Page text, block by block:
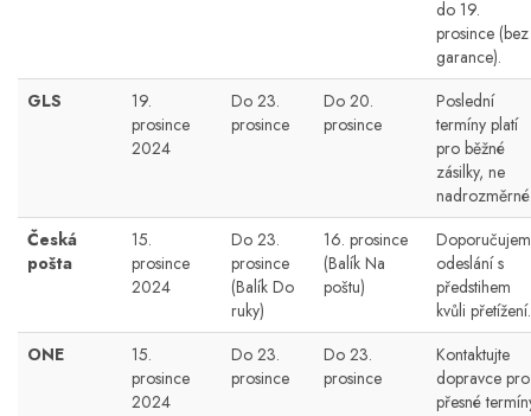
do 19.
prosince (bez
garance).
GLS
19.
prosince
2024
Do 23.
prosince
Do 20.
prosince
Poslední
termíny platí
pro běžné
zásilky, ne
Česká
pošta
15.
prosince
2024
Do 23.
prosince
(Balík Do
ruky)
16. prosince
(Balík Na
poštu)
odeslání s
předstihem
kvůli přetížení.
ONE
15.
prosince
2024
Do 23.
prosince
Do 23.
prosince
Kontaktujte
dopravce pro
přesné